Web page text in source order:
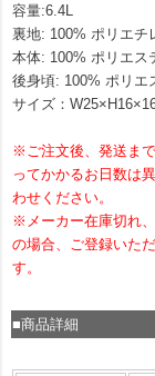
容量:6.4L
裏地: 100% ポリエチ
本体: 100% ポリエス
後身頃: 100% ポリエ
サイズ：
※ご注文後、発送ま
ってかかるお日数は
わせください。
※メーカー在庫切れ
の場合、ご登録いた
す。
■商品詳細